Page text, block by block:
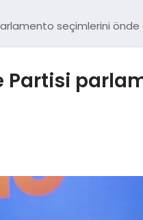
seçimlerini
Partisi